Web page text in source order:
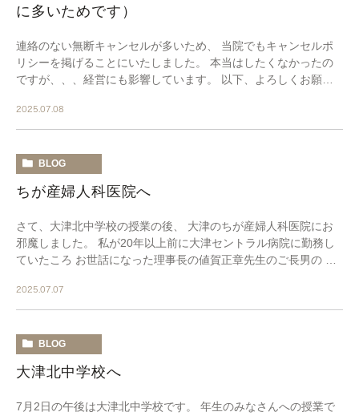
に多いためです）
連絡のない無断キャンセルが多いため、 当院でもキャンセルポ
リシーを掲げることにいたしました。 本当はしたくなかったの
ですが、、、経営にも影響しています。 以下、よろしくお願い
2025.07.08
BLOG
ちが産婦人科医院へ
さて、大津北中学校の授業の後、 大津のちが産婦人科医院にお
邪魔しました。 私が20年以上前に大津セントラル病院に勤務し
ていたころ お世話になった理事長の値賀正章先生のご長男の 値
2025.07.07
BLOG
大津北中学校へ
7月2日の午後は大津北中学校です。 年生のみなさんへの授業で